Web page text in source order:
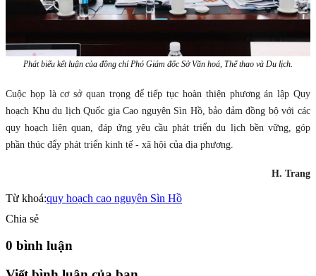
Phát biểu kết luận của đồng chí Phó Giám đốc Sở Văn hoá, Thể thao và Du lịch.
Cuộc họp là cơ sở quan trọng để tiếp tục hoàn thiện phương án lập Quy
hoạch Khu du lịch Quốc gia Cao nguyên Sìn Hồ, bảo đảm đồng bộ với các
quy hoạch liên quan, đáp ứng yêu cầu phát triển du lịch bền vững, góp
phần thúc đẩy phát triển kinh tế - xã hội của địa phương.
H. Trang
Từ khoá:quy hoạch cao nguyên Sìn Hồ
Chia sẻ
0 bình luận